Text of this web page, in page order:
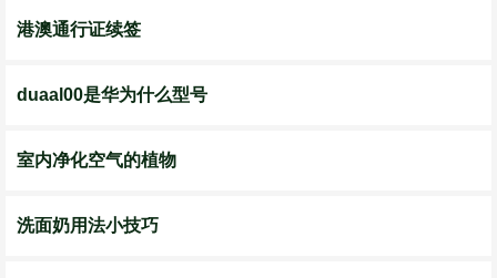
港澳通行证续签
duaal00是华为什么型号
室内净化空气的植物
洗面奶用法小技巧